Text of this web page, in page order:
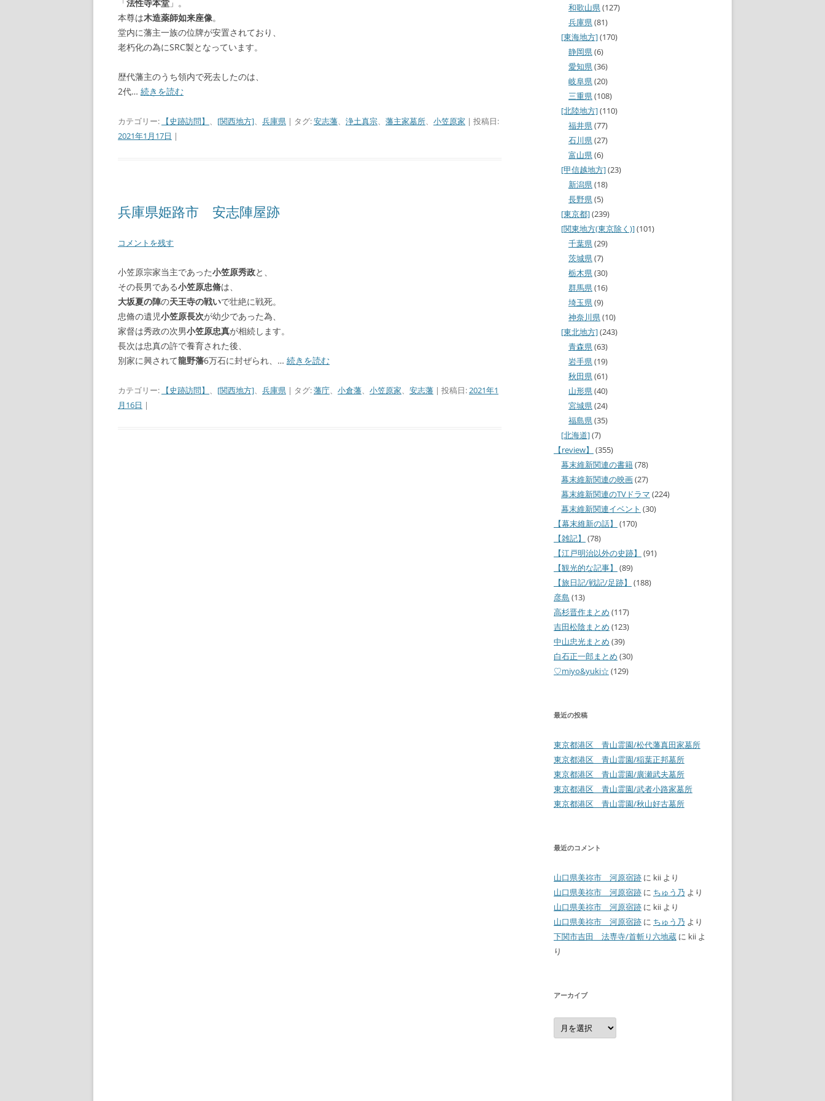
「 法性寺本堂 」。
本尊は木造薬師如来座像。
堂内に藩主一族の位牌が安置されており、
老朽化の為にSRC製となっています。
歴代藩主のうち領内で死去したのは、
2代… 続きを読む
カテゴリー: 【史跡訪問】 、 [関西地方]、 兵庫県 | タグ:安志藩、 浄土真宗、 藩主家墓所、 小笠原家 | 投稿日:
2021年1月17日 |
兵庫県姫路市 安志陣屋跡
コメントを残す
小笠原宗家当主であった小笠原秀政と、
その長男である小笠原忠脩は、
大坂夏の陣の天王寺の戦いで壮絶に戦死。
忠脩の遺児小笠原長次が幼少であった為、
家督は秀政の次男小笠原忠真が相続します。
長次は忠真の許で養育された後、
別家に興されて龍野藩6万石に封ぜられ、… 続きを読む
カテゴリー: 【史跡訪問】 、 [関西地方]、 兵庫県 | タグ:藩庁、 小倉藩、 小笠原家、 安志藩 | 投稿日:2021年1
月16日 |
和歌山県(127)
兵庫県(81)
[東海地方](170)
静岡県(6)
愛知県(36)
岐阜県(20)
三重県(108)
[北陸地方](110)
福井県(77)
石川県(27)
富山県(6)
[甲信越地方](23)
新潟県(18)
長野県(5)
[東京都](239)
[関東地方(東京除く)](101)
千葉県(29)
茨城県(7)
栃木県(30)
群馬県(16)
埼玉県(9)
神奈川県(10)
[東北地方](243)
青森県(63)
岩手県(19)
秋田県(61)
山形県(40)
宮城県(24)
福島県(35)
[北海道](7)
【review】
(355)
幕末維新関連の書籍(78)
幕末維新関連の映画(27)
幕末維新関連のTVドラマ (224)
幕末維新関連イベント (30)
【幕末維新の話】
(170)
【雑記】
(78)
【江戸明治以外の史跡】
(91)
【観光的な記事】
(89)
【旅日記/戦記/足跡】
(188)
彦島 (13)
高杉晋作まとめ (117)
吉田松陰まとめ (123)
中山忠光まとめ (39)
白石正一郎まとめ (30)
♡miyo&yuki☆ (129)
最近の投稿
東京都港区 青山霊園/松代藩真田家墓所
東京都港区 青山霊園/稲葉正邦墓所
東京都港区 青山霊園/廣瀬武夫墓所
東京都港区 青山霊園/武者小路家墓所
東京都港区 青山霊園/秋山好古墓所
最近のコメント
山口県美祢市 河原宿跡 に kii より
山口県美祢市 河原宿跡 に ちゅう乃 より
山口県美祢市 河原宿跡 に kii より
山口県美祢市 河原宿跡 に ちゅう乃 より
下関市吉田 法専寺/首斬り六地蔵 に kii よ
り
アーカイブ
ア
ー
カ